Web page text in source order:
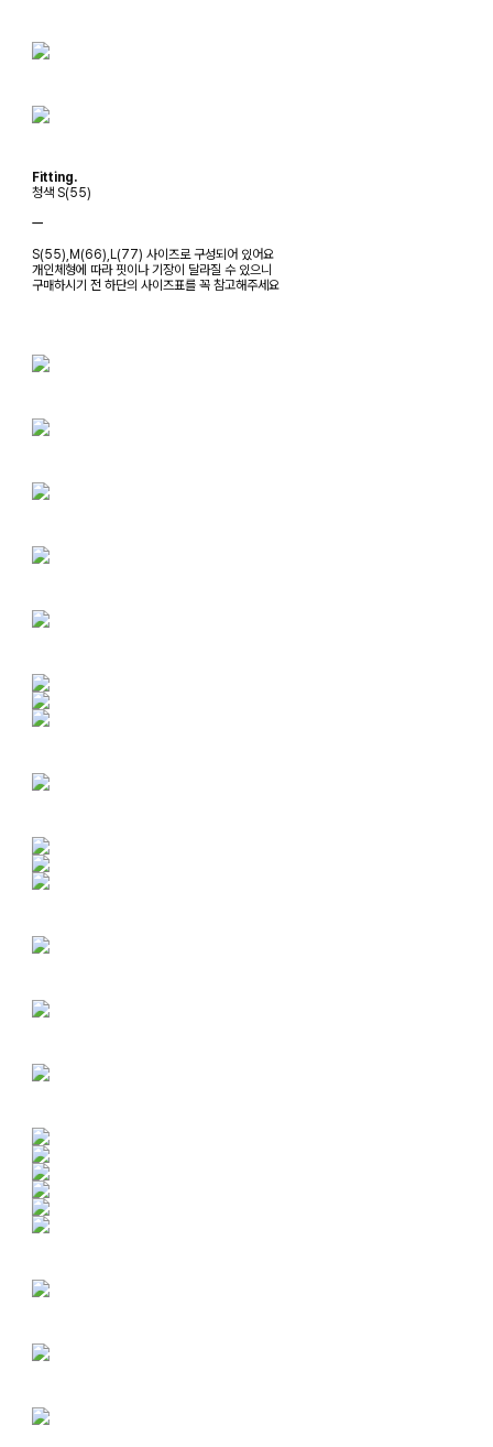
Fitting.
청색 S(55)
ㅡ
S(55),M(66),L(77) 사이즈로 구성되어 있어요
개인체형에 따라 핏이나 기장이 달라질 수 있으니
구매하시기 전 하단의 사이즈표를 꼭 참고해주세요